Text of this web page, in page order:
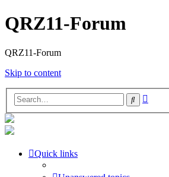
QRZ11-Forum
QRZ11-Forum
Skip to content
Search
Quick links